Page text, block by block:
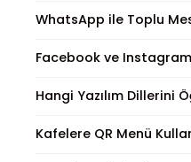
WhatsApp ile Toplu
Facebook ve
Hangi Yazılım Dillerini
Kafelere QR Menü